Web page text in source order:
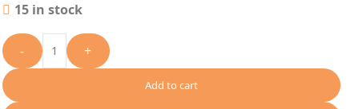
15 in stock
- +
Add to cart